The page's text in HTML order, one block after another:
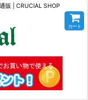
販 | CRUCIAL SHOP
カート